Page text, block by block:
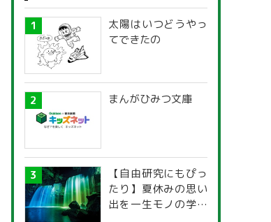
太陽はいつどうやっ
てできたの
まんがひみつ文庫
【自由研究にもぴっ
たり】夏休みの思い
出を一生モノの学び